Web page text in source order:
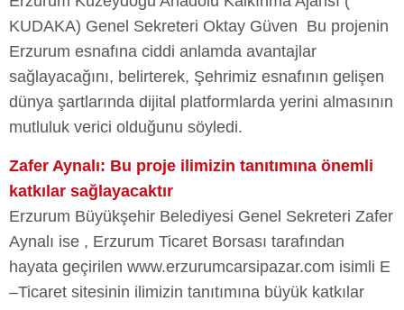
KUDAKA) Genel Sekreteri Oktay Güven Bu projenin
Erzurum esnafına ciddi anlamda avantajlar
sağlayacağını, belirterek, Şehrimiz esnafının gelişen
dünya şartlarında dijital platformlarda yerini almasının
mutluluk verici olduğunu söyledi.
Zafer Aynalı: Bu proje ilimizin tanıtımına önemli
katkılar sağlayacaktır
Erzurum Büyükşehir Belediyesi Genel Sekreteri Zafer
Aynalı ise , Erzurum Ticaret Borsası tarafından
hayata geçirilen www.erzurumcarsipazar.com isimli E
–Ticaret sitesinin ilimizin tanıtımına büyük katkılar